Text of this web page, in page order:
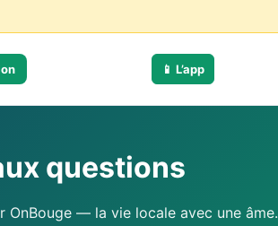
📱 L’app
questions
OnBouge — la vie locale avec une âme.